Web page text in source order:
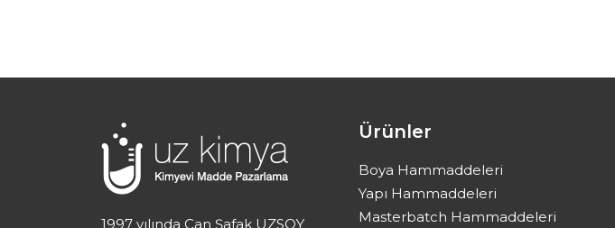
1997 yılında Can Şafak UZSOY
Ürünler
Boya Hammaddeleri
Yapı Hammaddeleri
Masterbatch Hammaddeleri